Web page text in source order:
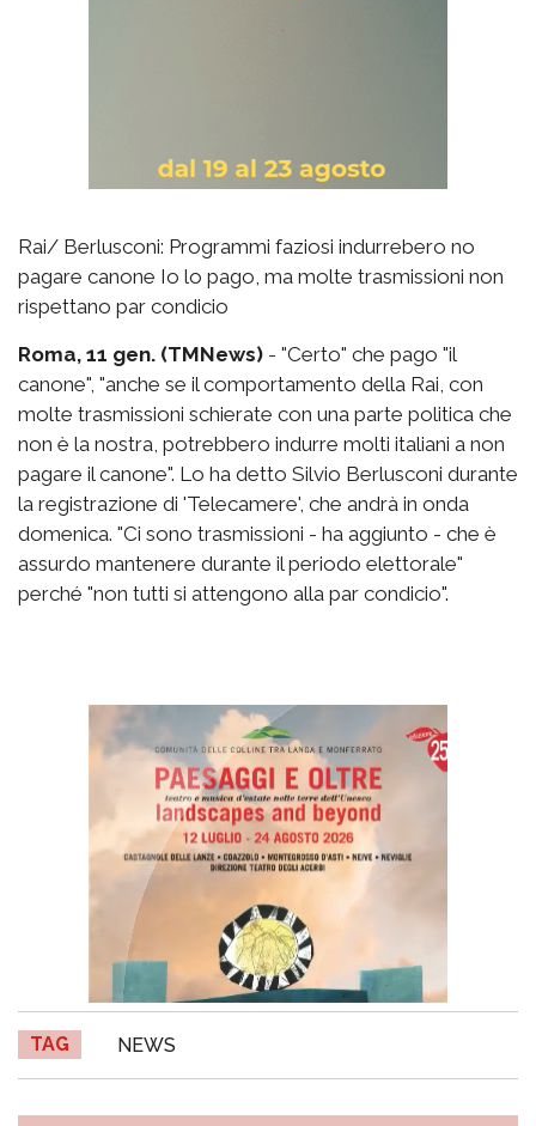
Rai/ Berlusconi: Programmi faziosi indurrebero no
pagare canone Io lo pago, ma molte trasmissioni non
rispettano par condicio
Roma, 11 gen. (TMNews) - "Certo" che pago "il
canone", "anche se il comportamento della Rai, con
molte trasmissioni schierate con una parte politica che
non è la nostra, potrebbero indurre molti italiani a non
pagare il canone". Lo ha detto Silvio Berlusconi durante
la registrazione di 'Telecamere', che andrà in onda
domenica. "Ci sono trasmissioni - ha aggiunto - che è
assurdo mantenere durante il periodo elettorale"
perché "non tutti si attengono alla par condicio".
TAG NEWS